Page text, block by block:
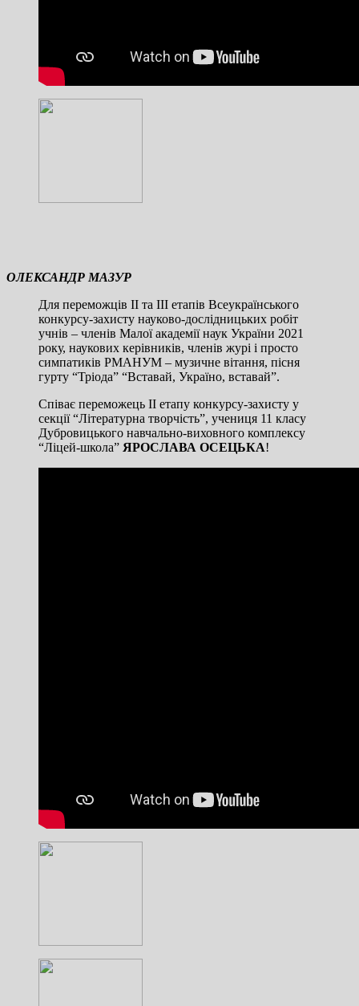
ОЛЕКСАНДР МАЗУР
Для переможців ІІ та ІІІ етапів Всеукраїнського
конкурсу-захисту науково-дослідницьких робіт
учнів – членів Малої академії наук України 2021
року, наукових керівників, членів журі і просто
симпатиків РМАНУМ – музичне вітання, пісня
гурту “Тріода” “Вставай, Україно, вставай”.
Співає переможець ІІ етапу конкурсу-захисту у
секції “Літературна творчість”, учениця 11 класу
Дубровицького навчально-виховного комплексу
“Ліцей-школа” ЯРОСЛАВА ОСЕЦЬКА!